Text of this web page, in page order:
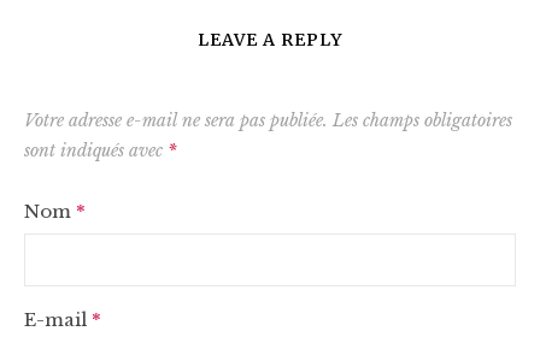
LEAVE A REPLY
Votre adresse e-mail ne sera pas publiée. Les champs obligatoires
sont indiqués avec *
Nom *
E-mail *